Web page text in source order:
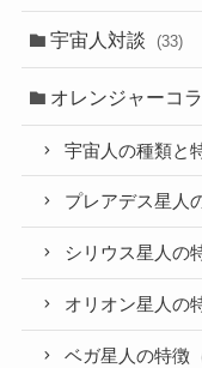
宇宙人対談 (33)
オレンジャーコ
宇宙人の種類と
プレアデス星人
シリウス星人の
オリオン星人の
ベガ星人の特徴